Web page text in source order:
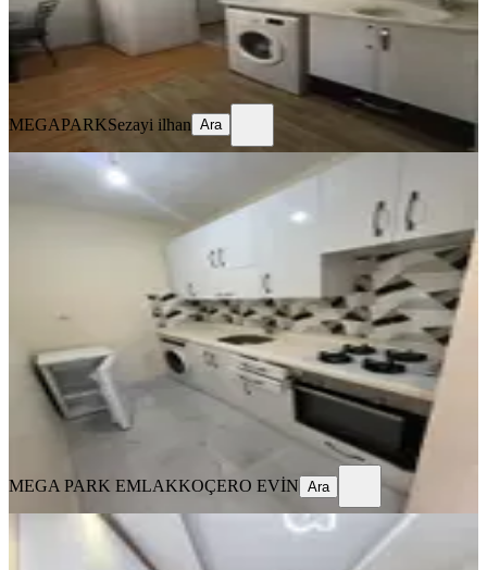
MEGAPARKSezayi ilhan
Ara
MEGAPARKSezayi ilhan Ara
Adana Seyhan Baraj Yolunda
Apartman Dairesi İçerisinde Eşyalı
Kiralık 1+1
Seyhan, Sümer Mahallesi
1+1·65 m²·3. Kat·04.08.2026
16.500 ₺
MEGA PARK EMLAK KOÇERO EVİN
MEGA PARK EMLAKKOÇERO EVİN Ara
Tellidere Kılıç Tatlı Civ.geniş